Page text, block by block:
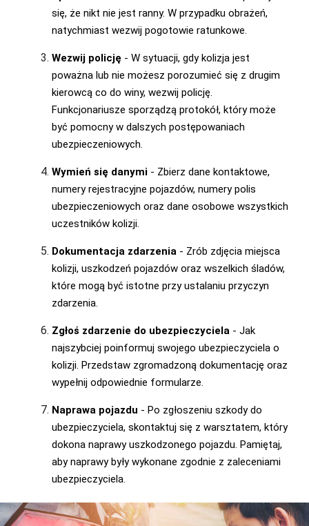
się, że nikt nie jest ranny. W przypadku obrażeń,
natychmiast wezwij pogotowie ratunkowe.
Wezwij policję - W sytuacji, gdy kolizja jest
poważna lub nie możesz porozumieć się z drugim
kierowcą co do winy, wezwij policję.
Funkcjonariusze sporządzą protokół, który może
być pomocny w dalszych postępowaniach
ubezpieczeniowych.
Wymień się danymi - Zbierz dane kontaktowe,
numery rejestracyjne pojazdów, numery polis
ubezpieczeniowych oraz dane osobowe wszystkich
uczestników kolizji.
Dokumentacja zdarzenia - Zrób zdjęcia miejsca
kolizji, uszkodzeń pojazdów oraz wszelkich śladów,
które mogą być istotne przy ustalaniu przyczyn
zdarzenia.
Zgłoś zdarzenie do ubezpieczyciela - Jak
najszybciej poinformuj swojego ubezpieczyciela o
kolizji. Przedstaw zgromadzoną dokumentację oraz
wypełnij odpowiednie formularze.
Naprawa pojazdu - Po zgłoszeniu szkody do
ubezpieczyciela, skontaktuj się z warsztatem, który
dokona naprawy uszkodzonego pojazdu. Pamiętaj,
aby naprawy były wykonane zgodnie z zaleceniami
ubezpieczyciela.